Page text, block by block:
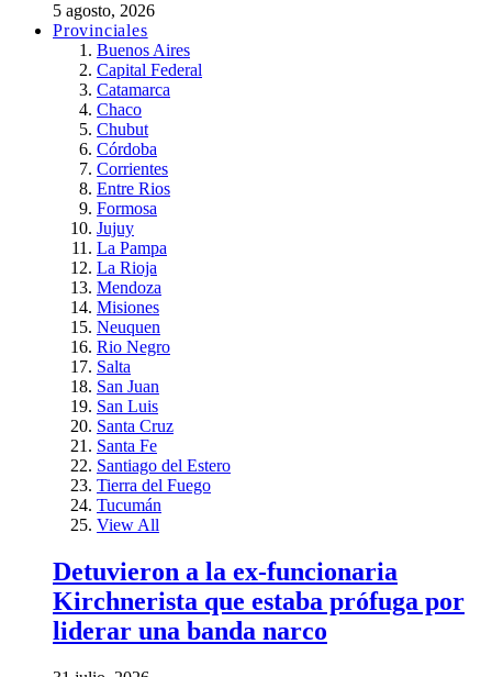
5 agosto, 2026
Provinciales
Buenos Aires
Capital Federal
Catamarca
Chaco
Chubut
Córdoba
Corrientes
Entre Rios
Formosa
Jujuy
La Pampa
La Rioja
Mendoza
Misiones
Neuquen
Rio Negro
Salta
San Juan
San Luis
Santa Cruz
Santa Fe
Santiago del Estero
Tierra del Fuego
Tucumán
View All
Detuvieron a la ex-funcionaria
Kirchnerista que estaba prófuga por
liderar una banda narco